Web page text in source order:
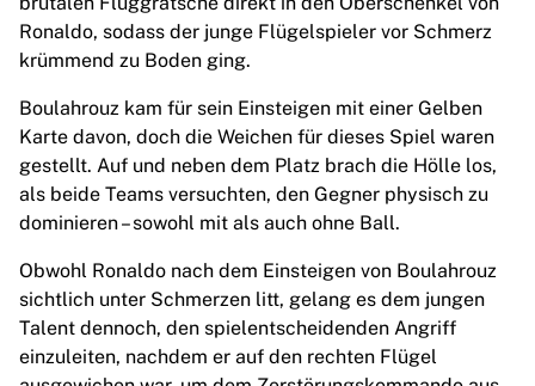
France Rugby
Gloucester Rugby
ASM Clermont Auvergne
Harlequins
View all Rugby
Cricket
England Cricket
West Indies
Cricket Ireland
View all Cricket
Ice Hockey
Ronaldo, sodass der junge Flügelspieler vor Schmerz
krümmend zu Boden ging.
Boulahrouz kam für sein Einsteigen mit einer Gelben
Karte davon, doch die Weichen für dieses Spiel waren
gestellt. Auf und neben dem Platz brach die Hölle los,
als beide Teams versuchten, den Gegner physisch zu
dominieren – sowohl mit als auch ohne Ball.
Obwohl Ronaldo nach dem Einsteigen von Boulahrouz
sichtlich unter Schmerzen litt, gelang es dem jungen
Talent dennoch, den spielentscheidenden Angriff
einzuleiten, nachdem er auf den rechten Flügel